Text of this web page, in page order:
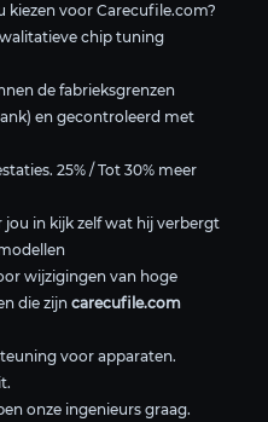
kiezen voor Carecufile.com?
chip tuning
de fabrieksgrenzen
en gecontroleerd met
25% / Tot 30% meer
jou in kijk zelf wat hij verbergt
wijzigingen van hoge
die zijn carecufile.com
voor apparaten.
onze ingenieurs graag.